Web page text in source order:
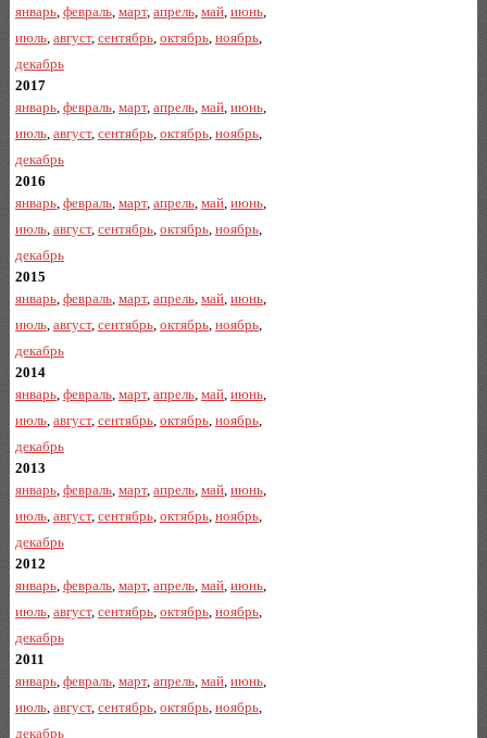
январь, февраль, март, апрель, май, июнь,
июль, август, сентябрь, октябрь, ноябрь,
декабрь
2017
январь, февраль, март, апрель, май, июнь,
июль, август, сентябрь, октябрь, ноябрь,
декабрь
2016
январь, февраль, март, апрель, май, июнь,
июль, август, сентябрь, октябрь, ноябрь,
декабрь
2015
январь, февраль, март, апрель, май, июнь,
июль, август, сентябрь, октябрь, ноябрь,
декабрь
2014
январь, февраль, март, апрель, май, июнь,
июль, август, сентябрь, октябрь, ноябрь,
декабрь
2013
январь, февраль, март, апрель, май, июнь,
июль, август, сентябрь, октябрь, ноябрь,
декабрь
2012
январь, февраль, март, апрель, май, июнь,
июль, август, сентябрь, октябрь, ноябрь,
декабрь
2011
январь, февраль, март, апрель, май, июнь,
июль, август, сентябрь, октябрь, ноябрь,
декабрь